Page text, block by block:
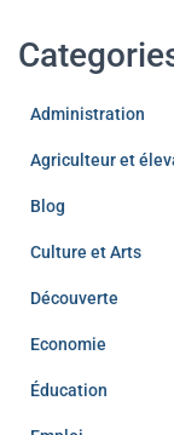
Administration
Agriculteur et
Blog
Culture et Arts
Découverte
Economie
Éducation